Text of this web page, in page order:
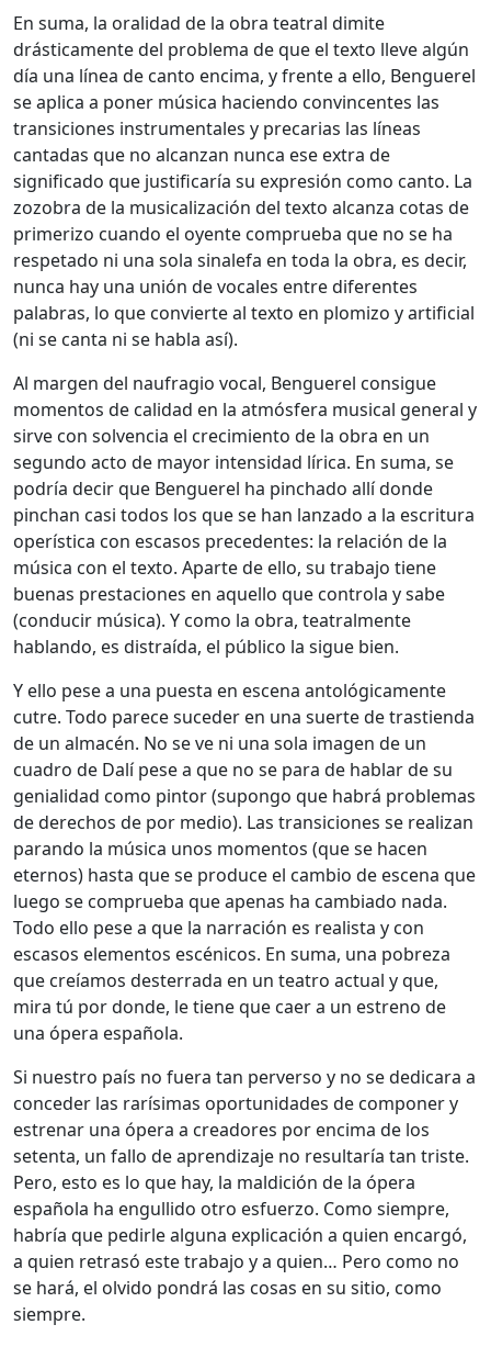
En suma, la oralidad de la obra teatral dimite
drásticamente del problema de que el texto lleve algún
día una línea de canto encima, y frente a ello, Benguerel
se aplica a poner música haciendo convincentes las
transiciones instrumentales y precarias las líneas
cantadas que no alcanzan nunca ese extra de
significado que justificaría su expresión como canto. La
zozobra de la musicalización del texto alcanza cotas de
primerizo cuando el oyente comprueba que no se ha
respetado ni una sola sinalefa en toda la obra, es decir,
nunca hay una unión de vocales entre diferentes
palabras, lo que convierte al texto en plomizo y artificial
(ni se canta ni se habla así).
Al margen del naufragio vocal, Benguerel consigue
momentos de calidad en la atmósfera musical general y
sirve con solvencia el crecimiento de la obra en un
segundo acto de mayor intensidad lírica. En suma, se
podría decir que Benguerel ha pinchado allí donde
pinchan casi todos los que se han lanzado a la escritura
operística con escasos precedentes: la relación de la
música con el texto. Aparte de ello, su trabajo tiene
buenas prestaciones en aquello que controla y sabe
(conducir música). Y como la obra, teatralmente
hablando, es distraída, el público la sigue bien.
Y ello pese a una puesta en escena antológicamente
cutre. Todo parece suceder en una suerte de trastienda
de un almacén. No se ve ni una sola imagen de un
cuadro de Dalí pese a que no se para de hablar de su
genialidad como pintor (supongo que habrá problemas
de derechos de por medio). Las transiciones se realizan
parando la música unos momentos (que se hacen
eternos) hasta que se produce el cambio de escena que
luego se comprueba que apenas ha cambiado nada.
Todo ello pese a que la narración es realista y con
escasos elementos escénicos. En suma, una pobreza
que creíamos desterrada en un teatro actual y que,
mira tú por donde, le tiene que caer a un estreno de
una ópera española.
Si nuestro país no fuera tan perverso y no se dedicara a
conceder las rarísimas oportunidades de componer y
estrenar una ópera a creadores por encima de los
setenta, un fallo de aprendizaje no resultaría tan triste.
Pero, esto es lo que hay, la maldición de la ópera
española ha engullido otro esfuerzo. Como siempre,
habría que pedirle alguna explicación a quien encargó,
a quien retrasó este trabajo y a quien… Pero como no
se hará, el olvido pondrá las cosas en su sitio, como
siempre.